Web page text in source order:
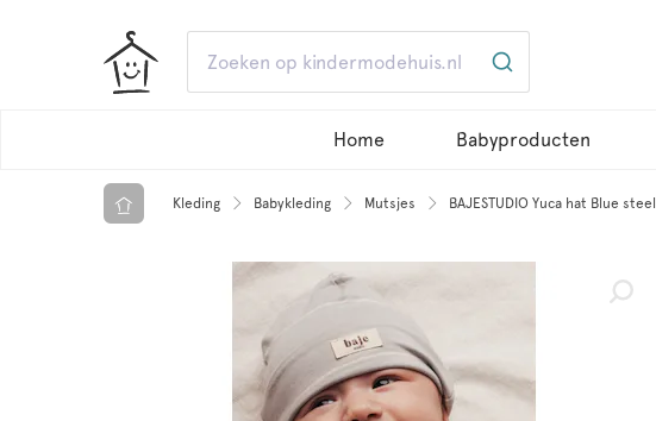
Home Babyproducten
Kleding Babykleding Mutsjes BAJESTUDIO Yuca hat Blue steel